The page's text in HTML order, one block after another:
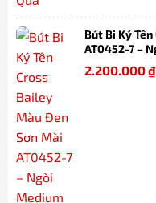
Bút Bi Ký
AT0452-7 –
Tiện Lợi,
2.200.000₫